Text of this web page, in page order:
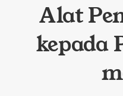
Alat
kepada